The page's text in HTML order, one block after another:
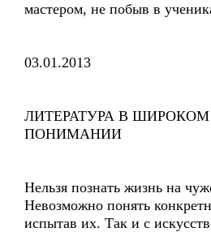
мастером, не побыв в
03.01.2013
ЛИТЕРАТУРА В
ПОНИМАНИИ
Нельзя познать жизнь на
Невозможно понять
испытав их. Так и с